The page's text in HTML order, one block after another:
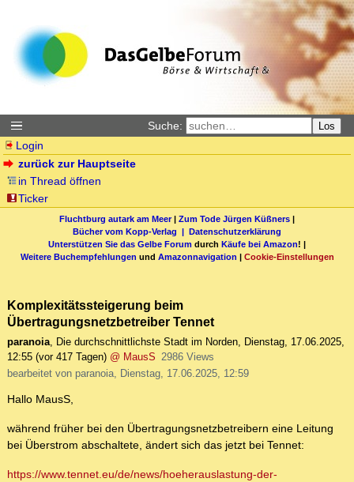
Suche: Los
Login
zurück zur Hauptseite
in Thread öffnen
Ticker
Fluchtburg autark am Meer| Zum Tode Jürgen Küßners |
Bücher vom Kopp-Verlag | Datenschutzerklärung
Unterstützen Sie das Gelbe Forum durch Käufe bei Amazon! |
Weitere Buchempfehlungen und Amazonnavigation | Cookie-Einstellungen
Komplexitätssteigerung beim
Übertragungsnetzbetreiber Tennet
paranoia, Die durchschnittlichste Stadt im Norden, Dienstag, 17.06.2025,
12:55 (vor 417 Tagen) @ MausS 2986 Views
bearbeitet von paranoia, Dienstag, 17.06.2025, 12:59
Hallo MausS,
während früher bei den Übertragungsnetzbetreibern eine Leitung
bei Überstrom abschaltete, ändert sich das jetzt bei Tennet:
https://www.tennet.eu/de/news/hoeherauslastung-der-